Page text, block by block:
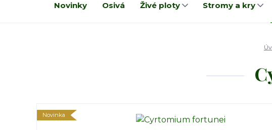
Novinky Osivá Živé ploty Stromy a kry
Novinka